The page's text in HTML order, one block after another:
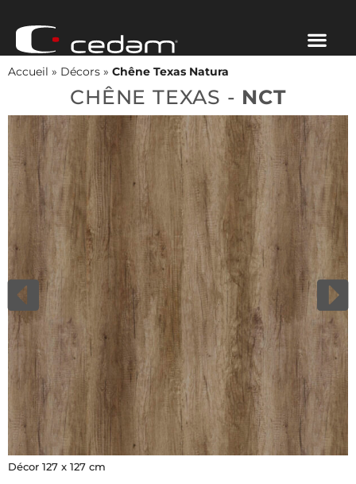
Accueil » Décors » Chêne Texas Natura
CHÊNE TEXAS - NCT
Décor 127 x 127 cm